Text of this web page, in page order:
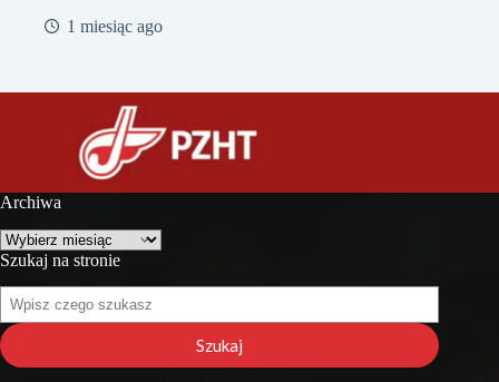
1 miesiąc ago
Archiwa
Archiwa
Szukaj na stronie
Szukaj
na
stronie
Szukaj